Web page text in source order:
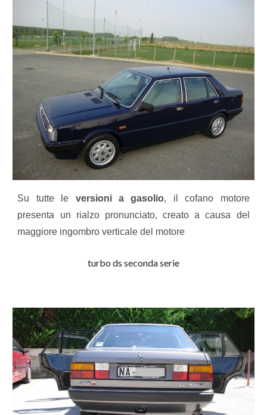
Su tutte le versioni a gasolio, il cofano motore
presenta un rialzo pronunciato, creato a causa del
maggiore ingombro verticale del motore
turbo ds seconda serie